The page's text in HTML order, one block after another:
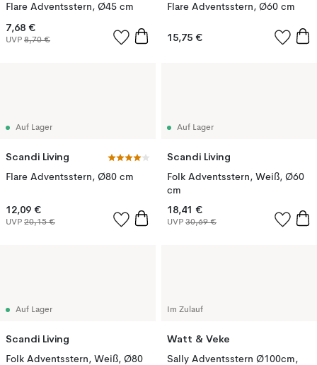
Flare Adventsstern, Ø45 cm
7,68 €
UVP 8,70 €
Flare Adventsstern, Ø60 cm
15,75 €
Auf Lager
Scandi Living
Flare Adventsstern, Ø80 cm
12,09 €
UVP 20,15 €
Auf Lager
Scandi Living
Folk Adventsstern, Weiß, Ø60
cm
18,41 €
UVP 30,69 €
Auf Lager
Scandi Living
Folk Adventsstern, Weiß, Ø80
Im Zulauf
Watt & Veke
Sally Adventsstern Ø100cm,